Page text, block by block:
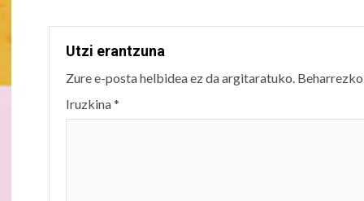
Utzi erantzuna
Zure e-posta helbidea ez da argitaratuko.
Iruzkina*